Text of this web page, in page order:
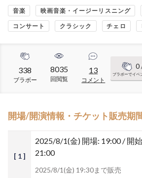
音楽 映画音楽・イージーリスニング
コンサート クラシック チェロ
338
ブラボー
8035
回閲覧
13
コメント
0
ブラボーでイベ
開場/開演情報・チケット販売期
[ 1 ]
2025/8/1(金) 開場: 19:00 / 開
21:00
2025/8/1(金) 19:30まで販売